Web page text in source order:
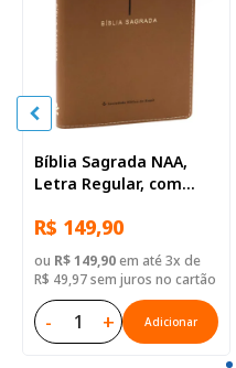
Bíblia Sagrada NAA,
Letra Regular, com
destacadas, Capa
Couro Sintético
Marrom
R$ 149,90
ou R$ 149,90em até 3x de
R$ 49,97 sem juros no cartão
- + Adicionar